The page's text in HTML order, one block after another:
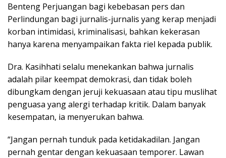
Benteng Perjuangan bagi kebebasan pers dan
Perlindungan bagi jurnalis-jurnalis yang kerap menjadi
korban intimidasi, kriminalisasi, bahkan kekerasan
hanya karena menyampaikan fakta riel kepada publik.
Dra. Kasihhati selalu menekankan bahwa jurnalis
adalah pilar keempat demokrasi, dan tidak boleh
dibungkam dengan jeruji kekuasaan atau tipu muslihat
penguasa yang alergi terhadap kritik. Dalam banyak
kesempatan, ia menyerukan bahwa.
“Jangan pernah tunduk pada ketidakadilan. Jangan
pernah gentar dengan kekuasaan temporer. Lawan